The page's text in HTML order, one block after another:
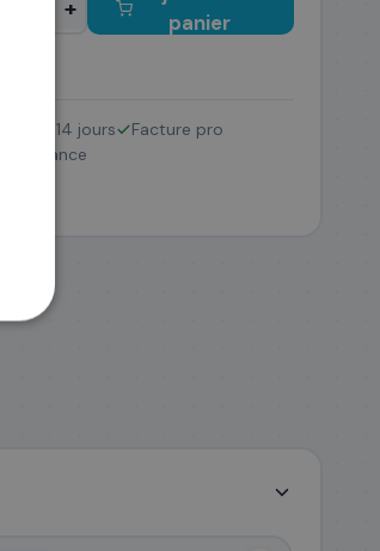
+
panier
Retour 14 jours
Facture pro
SAV France